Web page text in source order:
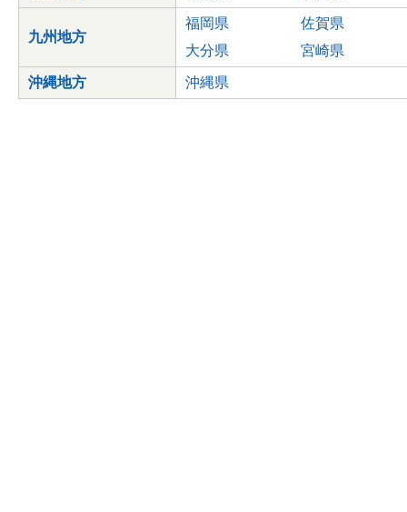
九州地方
福岡県
佐賀県
大分県
宮崎県
沖縄地方 沖縄県